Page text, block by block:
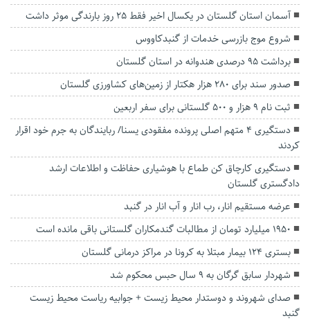
آسمان استان گلستان در یکسال اخیر فقط ۲۵ روز بارندگی موثر داشت
شروع موج بازرسی خدمات از گنبدکاووس
برداشت ۹۵ درصدی هندوانه در استان گلستان
صدور سند برای ۲۸۰ هزار هکتار از زمین‌های کشاورزی گلستان
ثبت نام ۹ هزار و ۵۰۰ گلستانی برای سفر اربعین
دستگیری ۴ متهم اصلی پرونده مفقودی یسنا/ ربایندگان به جرم خود اقرار
کردند
دستگیری کارچاق کن طماع با هوشیاری حفاظت و اطلاعات ارشد
دادگستری گلستان
عرضه مستقیم انار، رب انار و آب انار در گنبد
۱۹۵۰ میلیارد تومان از مطالبات گندمکاران گلستانی باقی مانده است
بستری ۱۲۴ بیمار مبتلا به کرونا در مراکز درمانی گلستان
شهردار سابق گرگان به ۹ سال حبس محکوم شد
صدای شهروند و دوستدار محیط زیست + جوابیه ریاست محیط زیست
گنبد